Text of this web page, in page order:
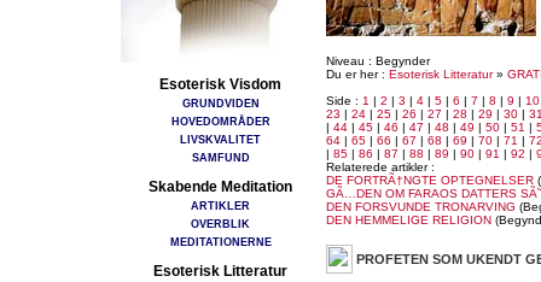
Esoterisk Visdom
GRUNDVIDEN
HOVEDOMRÅDER
LIVSKVALITET
SAMFUND
Skabende Meditation
ARTIKLER
OVERBLIK
MEDITATIONERNE
Esoterisk Litteratur
Niveau : Begynder
Du er her : Esoterisk Litteratur»
Side : 1 | 2 | 3 | 4 | 5 | 6 | 7 | 8 | 9 | 10
23 | 24 | 25 | 26 | 27 | 28 | 29 | 30 |
| 44 | 45 | 46 | 47 | 48 | 49 | 50 | 51 |
64 | 65 | 66 | 67 | 68 | 69 | 70 | 71 |
| 85 | 86 | 87 | 88 | 89 | 90 | 91 | 92 |
Relaterede artikler :
DE FORTRÃ†NGTE OPTEGNELSER
GÃ…DEN OM FARAOS DATTERS
DEN FORSVUNDE TRONARVING
DEN HEMMELIGE RELIGION
PROFETEN SOM UKENDT